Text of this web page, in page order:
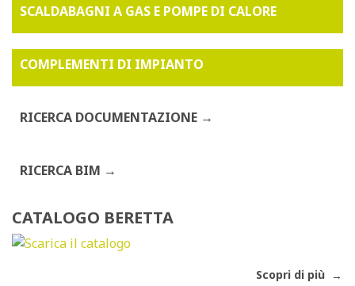
SCALDABAGNI A GAS E POMPE DI CALORE
COMPLEMENTI DI IMPIANTO
RICERCA DOCUMENTAZIONE
RICERCA BIM
CATALOGO BERETTA
Scopri di più